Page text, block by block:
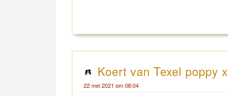
Koert van Texel poppy x
22 mei 2021 om 08:04